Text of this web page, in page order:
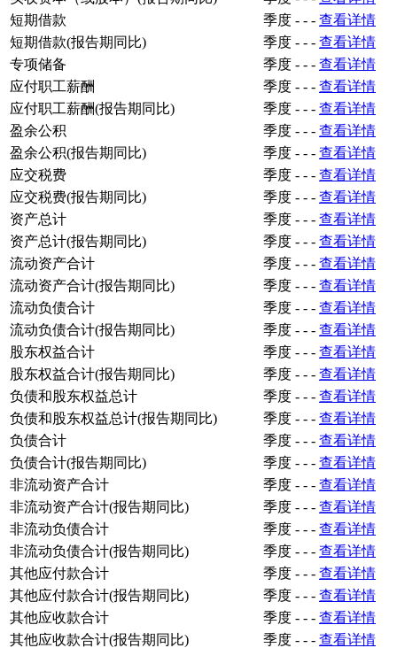
短期借款
季度 - - - 查看详情
短期借款(报告期同比)
季度 - - - 查看详情
专项储备
季度 - - - 查看详情
应付职工薪酬
季度 - - - 查看详情
应付职工薪酬(报告期同比)
季度 - - - 查看详情
盈余公积
季度 - - - 查看详情
盈余公积(报告期同比)
季度 - - - 查看详情
应交税费
季度 - - - 查看详情
应交税费(报告期同比)
季度 - - - 查看详情
资产总计
季度 - - - 查看详情
资产总计(报告期同比)
季度 - - - 查看详情
流动资产合计
季度 - - - 查看详情
流动资产合计(报告期同比)
季度 - - - 查看详情
流动负债合计
季度 - - - 查看详情
流动负债合计(报告期同比)
季度 - - - 查看详情
股东权益合计
季度 - - - 查看详情
股东权益合计(报告期同比)
季度 - - - 查看详情
负债和股东权益总计
季度 - - - 查看详情
负债和股东权益总计(报告期同比)
季度 - - - 查看详情
负债合计
季度 - - - 查看详情
负债合计(报告期同比)
季度 - - - 查看详情
非流动资产合计
季度 - - - 查看详情
非流动资产合计(报告期同比)
季度 - - - 查看详情
非流动负债合计
季度 - - - 查看详情
非流动负债合计(报告期同比)
季度 - - - 查看详情
其他应付款合计
季度 - - - 查看详情
其他应付款合计(报告期同比)
季度 - - - 查看详情
其他应收款合计
季度 - - - 查看详情
其他应收款合计(报告期同比)
季度 - - - 查看详情